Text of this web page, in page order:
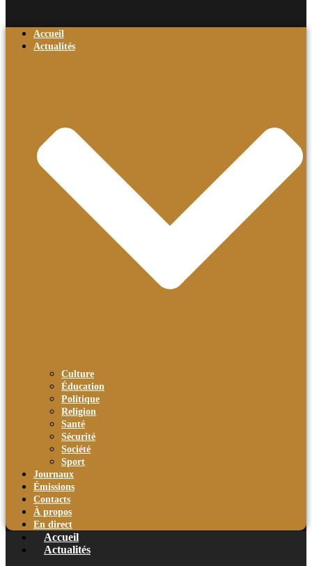
Accueil
Actualités
Culture
Éducation
Politique
Religion
Santé
Sécurité
Société
Sport
Journaux
Émissions
Contacts
À propos
En direct
Accueil
Actualités